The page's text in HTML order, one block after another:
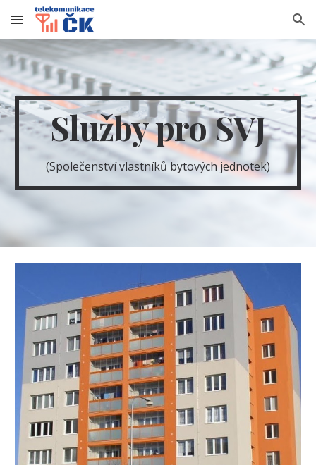
Skip to main content Skip to navigation
Služby pro SVJ
(Společenství vlastníků bytových jednotek)